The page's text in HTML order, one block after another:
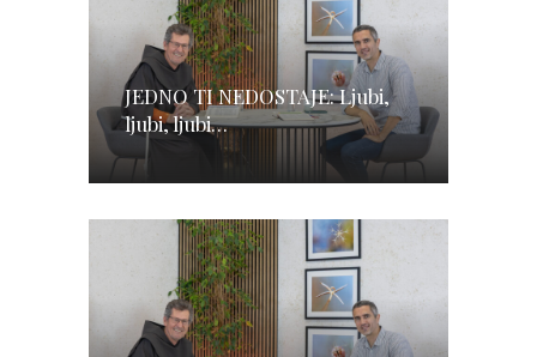
JEDNO TI NEDOSTAJE: Ljubi,
ljubi, ljubi…